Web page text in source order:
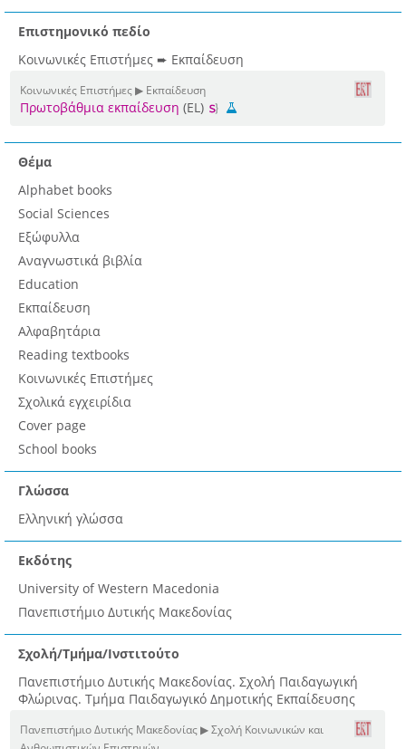
Επιστημονικό πεδίο
Κοινωνικές Επιστήμες ➨ Εκπαίδευση
Κοινωνικές Επιστήμες ▶ Εκπαίδευση
Πρωτοβάθμια εκπαίδευση (EL)
Θέμα
Alphabet books
Social Sciences
Εξώφυλλα
Αναγνωστικά βιβλία
Education
Εκπαίδευση
Αλφαβητάρια
Reading textbooks
Κοινωνικές Επιστήμες
Σχολικά εγχειρίδια
Cover page
School books
Γλώσσα
Ελληνική γλώσσα
Εκδότης
University of Western Macedonia
Πανεπιστήμιο Δυτικής Μακεδονίας
Σχολή/Τμήμα/Ινστιτούτο
Πανεπιστήμιο Δυτικής Μακεδονίας. Σχολή Παιδαγωγική
Φλώρινας. Τμήμα Παιδαγωγικό Δημοτικής Εκπαίδευσης
Πανεπιστήμιο Δυτικής Μακεδονίας ▶ Σχολή Κοινωνικών και